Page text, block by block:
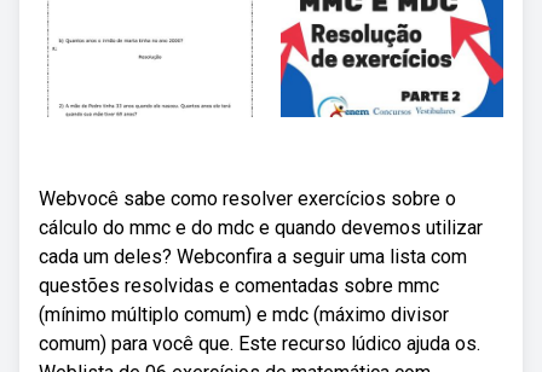
Webvocê sabe como resolver exercícios sobre o
cálculo do mmc e do mdc e quando devemos utilizar
cada um deles? Webconfira a seguir uma lista com
questões resolvidas e comentadas sobre mmc
(mínimo múltiplo comum) e mdc (máximo divisor
comum) para você que. Este recurso lúdico ajuda os.